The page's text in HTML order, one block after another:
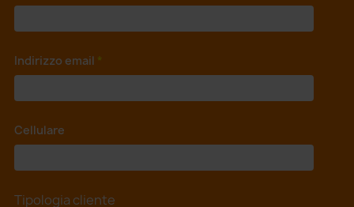
Indirizzo email *
Cellulare
Tipologia cliente